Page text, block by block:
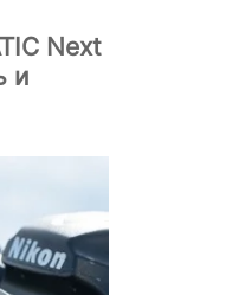
Next
и